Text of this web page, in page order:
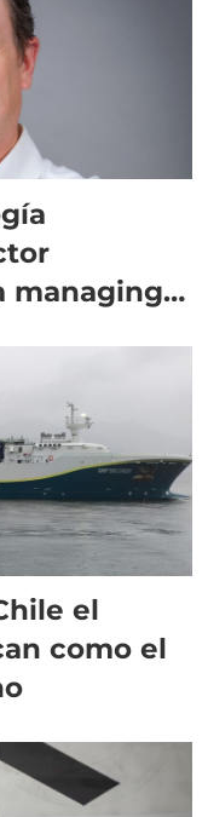
managing
el
como el